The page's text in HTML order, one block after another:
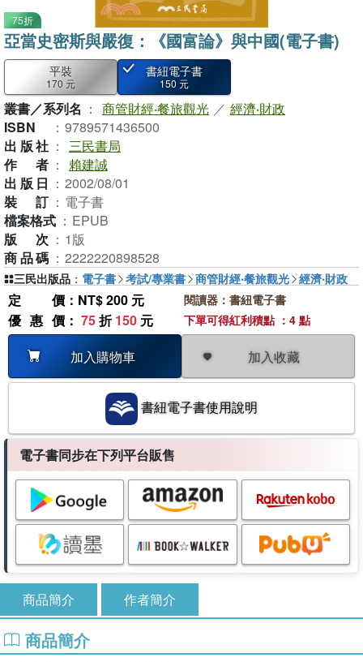
75折
亞當史密斯與嚴復：《國富論》與中國(電子書)
平裝
170 元
書紐電子書
150 元
叢書／系列名 ： 商管財經‧餐旅觀光 ／ 經濟‧財政
ISBN
： 9789571436500
出版社 ： 三民書局
作者 ： 賴建誠
出版日 ： 2002/08/01
裝訂 ： 電子書
檔案格式 ： EPUB
版次 ： 1版
商品碼 ： 2222220898528
定價 ：NT$ 200 元
優惠價 ： 75折150 元
加入購物車
加入收藏
閱讀器：書紐電子書
下單可得紅利積點 ：4 點
書紐電子書使用說明
三民出版品 ： 電子書 考試/專業書 商管財經‧餐旅觀光 經濟‧財政
電子書同步在下列平台販售
商品簡介 作者簡介
商品簡介